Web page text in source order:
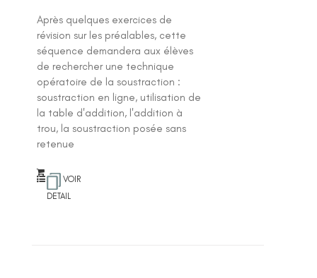
Après quelques exercices de
révision sur les préalables, cette
séquence demandera aux élèves
de rechercher une technique
opératoire de la soustraction :
soustraction en ligne, utilisation de
la table d'addition, l'addition à
trou, la soustraction posée sans
retenue
VOIR
DETAIL